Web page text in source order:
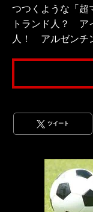
つつくような「超
トランド人？ ア
人！ アルゼンチ
ツイート